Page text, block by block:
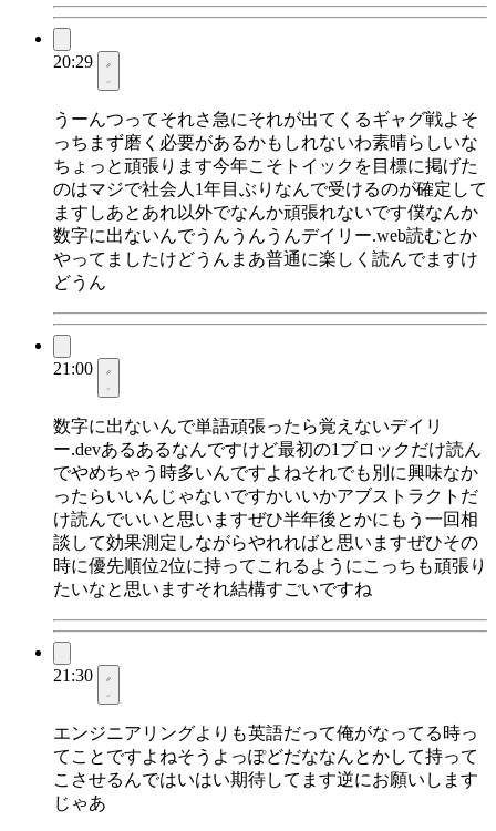
20:29
うーんつってそれさ急にそれが出てくるギャグ戦よそ
っちまず磨く必要があるかもしれないわ素晴らしいな
ちょっと頑張ります今年こそトイックを目標に掲げた
のはマジで社会人1年目ぶりなんで受けるのが確定して
ますしあとあれ以外でなんか頑張れないです僕なんか
数字に出ないんでうんうんうんデイリー.web読むとか
やってましたけどうんまあ普通に楽しく読んでますけ
どうん
21:00
数字に出ないんで単語頑張ったら覚えないデイリ
ー.devあるあるなんですけど最初の1ブロックだけ読ん
でやめちゃう時多いんですよねそれでも別に興味なか
ったらいいんじゃないですかいいかアブストラクトだ
け読んでいいと思いますぜひ半年後とかにもう一回相
談して効果測定しながらやれればと思いますぜひその
時に優先順位2位に持ってこれるようにこっちも頑張り
たいなと思いますそれ結構すごいですね
21:30
エンジニアリングよりも英語だって俺がなってる時っ
てことですよねそうよっぽどだななんとかして持って
こさせるんではいはい期待してます逆にお願いします
じゃあ